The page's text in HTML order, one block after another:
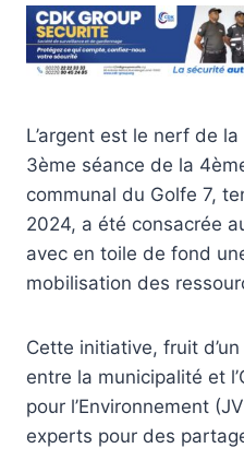
L’argent est le nerf de
3ème séance de la
communal du Golfe 7,
2024, a été consacrée
avec en toile de fond
mobilisation des
Cette initiative, fruit
entre la municipalité et
pour l’Environnement
experts pour des